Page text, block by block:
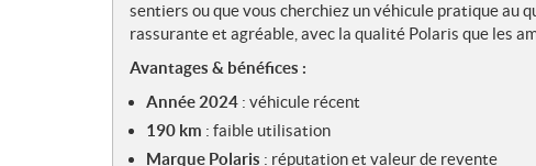
sentiers ou que vous cherchiez un véhicule pratique au
rassurante et agréable, avec la qualité Polaris que les
Avantages & bénéfices :
Année 2024 : véhicule récent
190 km : faible utilisation
Marque Polaris : réputation et valeur de revente